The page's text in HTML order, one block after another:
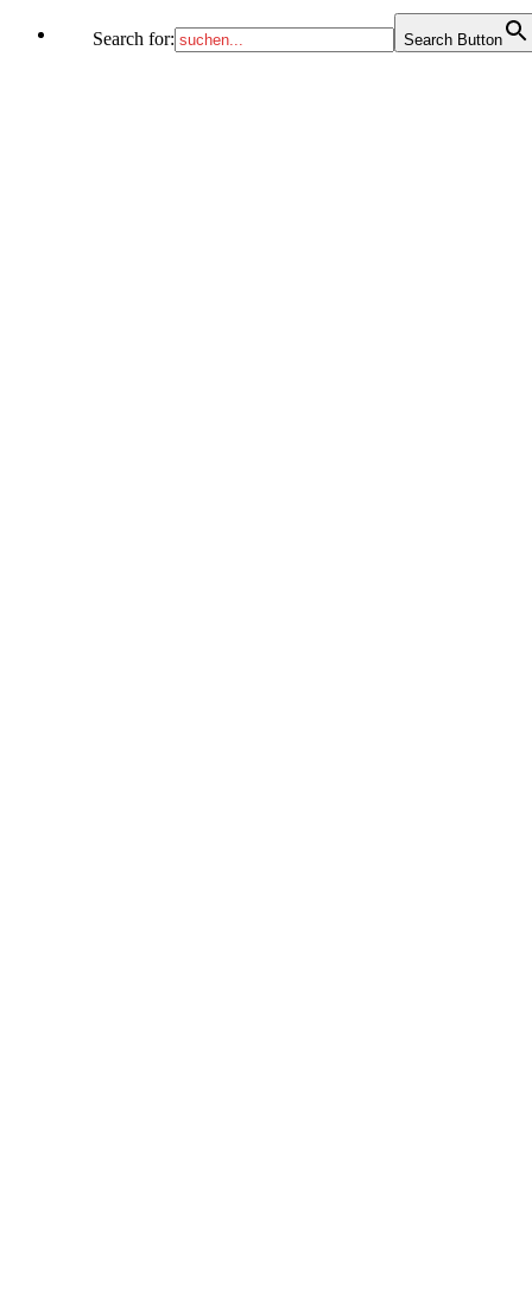
Search for: Search Button